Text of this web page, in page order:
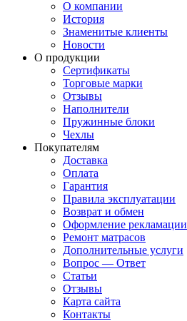
О компании
История
Знаменитые клиенты
Новости
О продукции
Сертификаты
Торговые марки
Отзывы
Наполнители
Пружинные блоки
Чехлы
Покупателям
Доставка
Оплата
Гарантия
Правила эксплуатации
Возврат и обмен
Оформление рекламации
Ремонт матрасов
Дополнительные услуги
Вопрос — Ответ
Статьи
Отзывы
Карта сайта
Контакты